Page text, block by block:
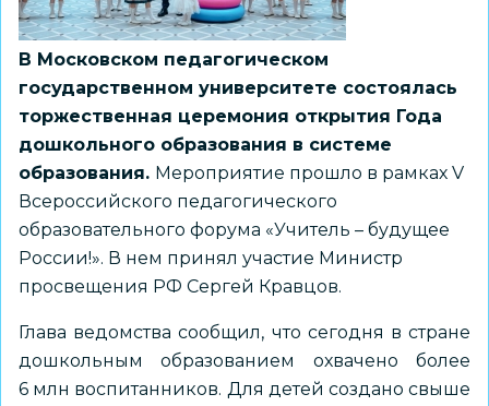
В Московском педагогическом
государственном университете состоялась
торжественная церемония открытия Года
дошкольного образования в системе
образования. Мероприятие прошло в рамках V
Всероссийского педагогического
образовательного форума «Учитель – будущее
России!». В нем принял участие Министр
просвещения РФ Сергей Кравцов.
Глава ведомства сообщил, что сегодня в стране
дошкольным образованием охвачено более
6 млн воспитанников. Для детей создано свыше